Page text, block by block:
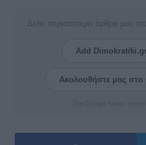
Δείτε περισσότερα άρθρα μας
Add
Ακολουθήστε μας